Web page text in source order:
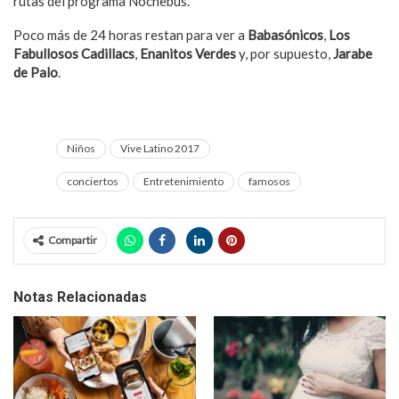
Poco más de 24 horas restan para ver a Babasónicos, Los
Fabullosos Cadillacs, Enanitos Verdesy, por supuesto,Jarabe
de Palo.
Niños Vive Latino 2017
conciertos Entretenimiento famosos
Compartir
Notas Relacionadas